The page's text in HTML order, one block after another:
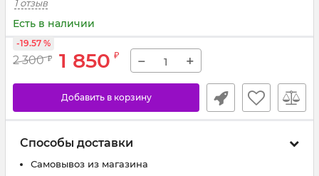
1 отзыв
Есть в наличии
2 300 ₽ 1 850 ₽
-19.57 %
− +
Добавить в корзину
Способы доставки
Самовывоз из магазина